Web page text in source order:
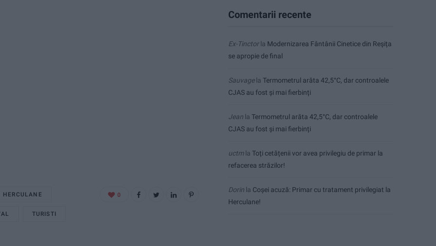
HERCULANE
TURISTI
0
Comentarii recente
Ex-Tinctorla Modernizarea Fântânii Cinetice din Reșița
se apropie de final
Sauvagela Termometrul arăta 42,5°C, dar controalele
CJAS au fost și mai fierbinți
Jean la Termometrul arăta 42,5°C, dar controalele
CJAS au fost și mai fierbinți
uctmla Toți cetățenii vor avea privilegiu de primar la
refacerea străzilor!
Dorin la Coșei acuză: Primar cu tratament privilegiat la
Herculane!